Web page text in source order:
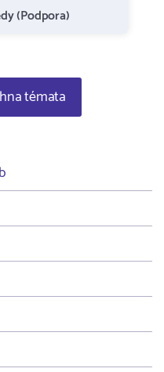
(Podpora)
témata